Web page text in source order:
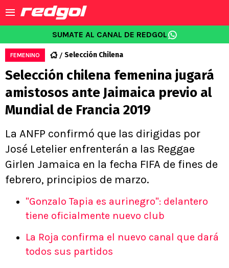
SUMATE AL CANAL DE REDGOL
FEMENINO Selección Chilena
Selección chilena femenina jugará
amistosos ante Jaimaica previo al
Mundial de Francia 2019
La ANFP confirmó que las dirigidas por
José Letelier enfrenterán a las Reggae
Girlen Jamaica en la fecha FIFA de fines de
febrero, principios de marzo.
"Gonzalo Tapia es aurinegro": delantero
tiene oficialmente nuevo club
La Roja confirma el nuevo canal que dará
todos sus partidos